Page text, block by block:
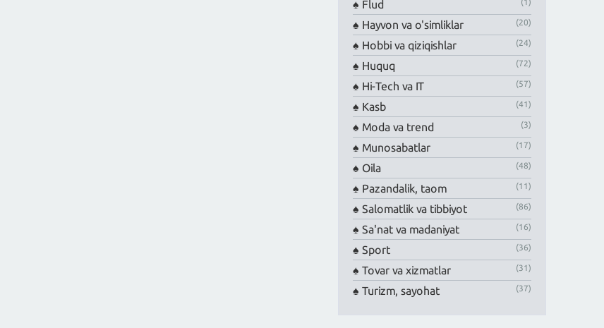
Flud
Hayvon va o'simliklar (20)
Hobbi va qiziqishlar (24)
Huquq (72)
Hi-Tech va IT (57)
Kasb (41)
Moda va trend (3)
Munosabatlar (17)
Oila (48)
Pazandalik, taom (11)
Salomatlik va tibbiyot (86)
Sa'nat va madaniyat (16)
Sport (36)
Tovar va xizmatlar (31)
Turizm, sayohat (37)